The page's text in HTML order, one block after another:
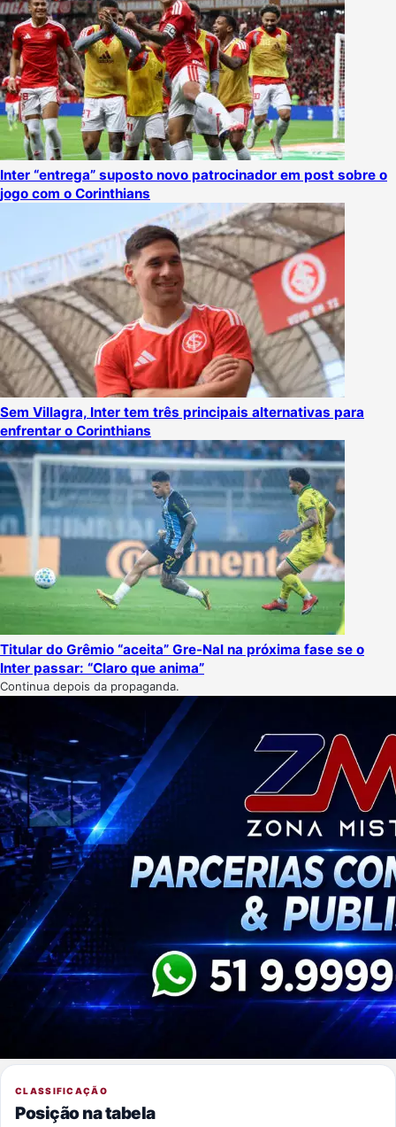
Inter “entrega” suposto novo patrocinador em post sobre o
jogo com o Corinthians
Sem Villagra, Inter tem três principais alternativas para
enfrentar o Corinthians
Titular do Grêmio “aceita” Gre-Nal na próxima fase se o
Inter passar: “Claro que anima”
Continua depois da propaganda.
CLASSIFICAÇÃO
Posição na tabela